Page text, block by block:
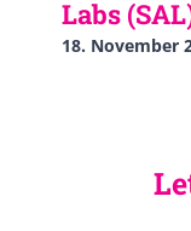
Labs
18. November